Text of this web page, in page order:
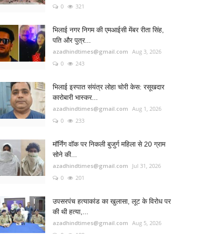
0
321
भिलाई नगर निगम की एमआईसी मेंबर रीता सिंह,
पति और पुत्र...
azadhindtimes@gmail.com Aug 3, 2026
0
243
भिलाई इस्पात संयंत्र लोहा चोरी केस: रसूखदार
कारोबारी भास्कर...
azadhindtimes@gmail.com Aug 1, 2026
0
233
मॉर्निंग वॉक पर निकली बुजुर्ग महिला से 20 ग्राम
सोने की...
azadhindtimes@gmail.com
Jul 31, 2026
0
201
उपसरपंच हत्याकांड का खुलासा, लूट के विरोध पर
की थी हत्या,...
azadhindtimes@gmail.com Aug 5, 2026